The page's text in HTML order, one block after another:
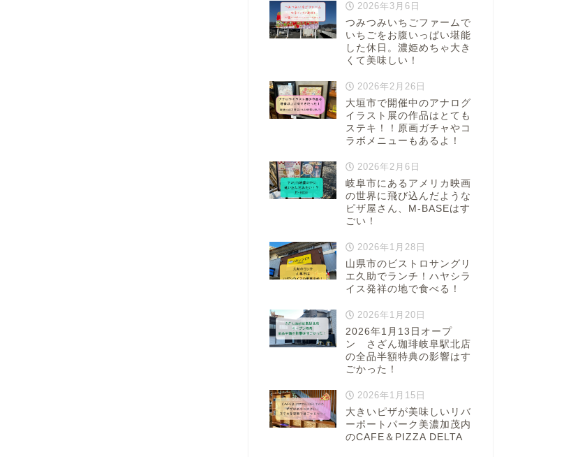
2026年3月6日
つみつみいちごファームで
いちごをお腹いっぱい堪能
した休日。濃姫めちゃ大き
くて美味しい！
2026年2月26日
大垣市で開催中のアナログ
イラスト展の作品はとても
ステキ！！原画ガチャやコ
ラボメニューもあるよ！
2026年2月6日
岐阜市にあるアメリカ映画
の世界に飛び込んだような
ピザ屋さん、M-BASEはす
ごい！
2026年1月28日
山県市のビストロサングリ
エ久助でランチ！ハヤシラ
イス発祥の地で食べる！
2026年1月20日
2026年1月13日オープ
ン さざん珈琲岐阜駅北店
の全品半額特典の影響はす
ごかった！
2026年1月15日
大きいピザが美味しいリバ
ーポートパーク美濃加茂内
のCAFE＆PIZZA DELTA